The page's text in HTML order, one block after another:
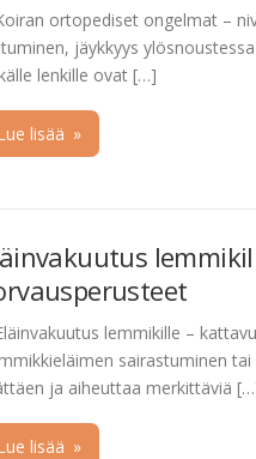
ortopediset ongelmat –
jäykkyys
lenkille ovat […]
lisää »
lemmikille –
sairastuminen
ja aiheuttaa merkittäviä
lisää »